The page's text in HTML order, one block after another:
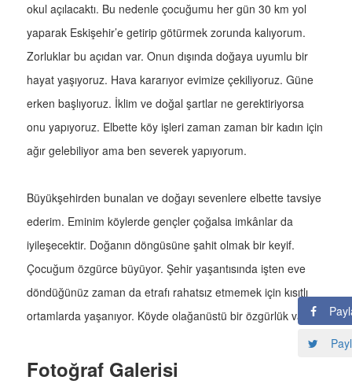
okul açılacaktı. Bu nedenle çocuğumu her gün 30 km yol
yaparak Eskişehir’e getirip götürmek zorunda kalıyorum.
Zorluklar bu açıdan var. Onun dışında doğaya uyumlu bir
hayat yaşıyoruz. Hava kararıyor evimize çekiliyoruz. Güne
erken başlıyoruz. İklim ve doğal şartlar ne gerektiriyorsa
onu yapıyoruz. Elbette köy işleri zaman zaman bir kadın için
ağır gelebiliyor ama ben severek yapıyorum.
Büyükşehirden bunalan ve doğayı sevenlere elbette tavsiye
ederim. Eminim köylerde gençler çoğalsa imkânlar da
iyileşecektir. Doğanın döngüsüne şahit olmak bir keyif.
Çocuğum özgürce büyüyor. Şehir yaşantısında işten eve
döndüğünüz zaman da etrafı rahatsız etmemek için kısıtlı
ortamlarda yaşanıyor. Köyde olağanüstü bir özgürlük var.
Fotoğraf Galerisi